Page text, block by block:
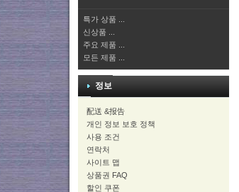
특가 상품 ...
신상품 ...
주요 제품 ...
모든 제품 ...
정보
配送 &报告
개인 정보 보호 정책
사용 조건
연락처
사이트 맵
상품권 FAQ
할인 쿠폰